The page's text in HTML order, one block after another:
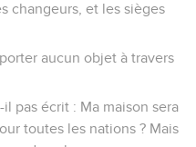
changeurs, et les sièges
aucun objet à travers
pas écrit : Ma maison sera
toutes les nations ? Mais